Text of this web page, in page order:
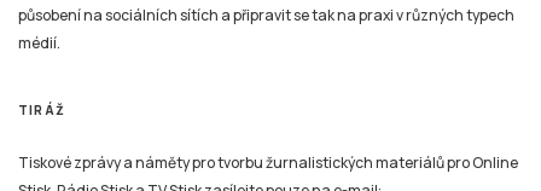
působení na sociálních sítích a připravit se tak na praxi v různých typech
médií.
TIRÁŽ
Tiskové zprávy a náměty pro tvorbu žurnalistických materiálů pro Online